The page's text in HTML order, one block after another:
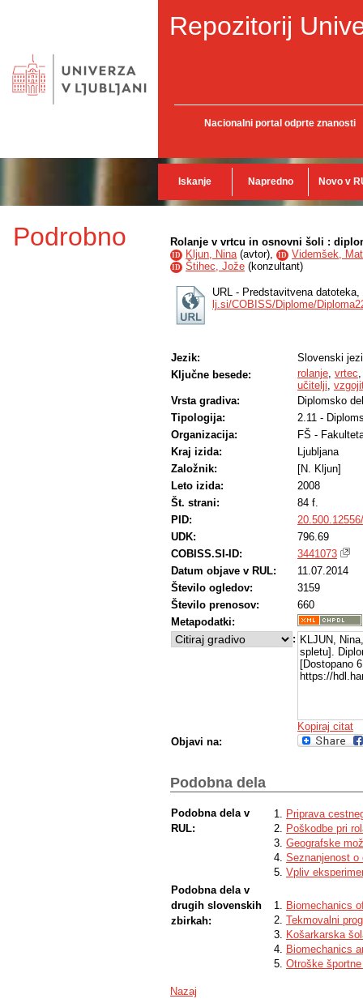
Repozitorij
Nacionalni portal odprte znanosti
Iskanje Napredno Novo v
Podrobno Rolanje v vrtcu in osnovni šoli :
ID Kljun, Nina(avtor), ID Videmšek,
ID Štihec, Jože (konzultant)
URL - Predstavitvena
lj.si/COBISS/Diplome/
Jezik:
Slovenski
Ključne besede:
rolanje, vrtec
učitelji,
Vrsta gradiva:
Diplomsko
Tipologija:
2.11 -
Organizacija:
FŠ -
Kraj izida:
Ljubljana
Založnik:
[N. Kljun]
Leto izida:
2008
Št. strani:
84 f.
PID:
UDK:
796.69
COBISS.SI-ID:
3441073
Datum objave v RUL:
11.07.2014
Število ogledov:
3159
Število prenosov:
660
Metapodatki:
: KLJUN,
spletu].
[Dostopano
https://
Kopiraj citat
Objavi na:
Podobna dela
Podobna dela v
RUL:
Priprava
Poškodbe pri
Geografske
Seznanjenost o
Vpliv
Podobna dela v
drugih slovenskih
zbirkah:
Biomechanics
Tekmovalni
Košarkarska
Biomechanics
Otroške
Nazaj